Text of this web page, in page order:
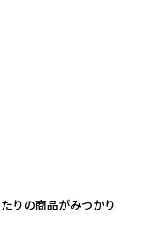
りの商品がみつかり